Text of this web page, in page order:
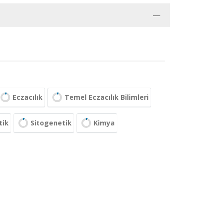
Eczacılık Temel Eczacılık Bilimleri
Sitogenetik Kimya